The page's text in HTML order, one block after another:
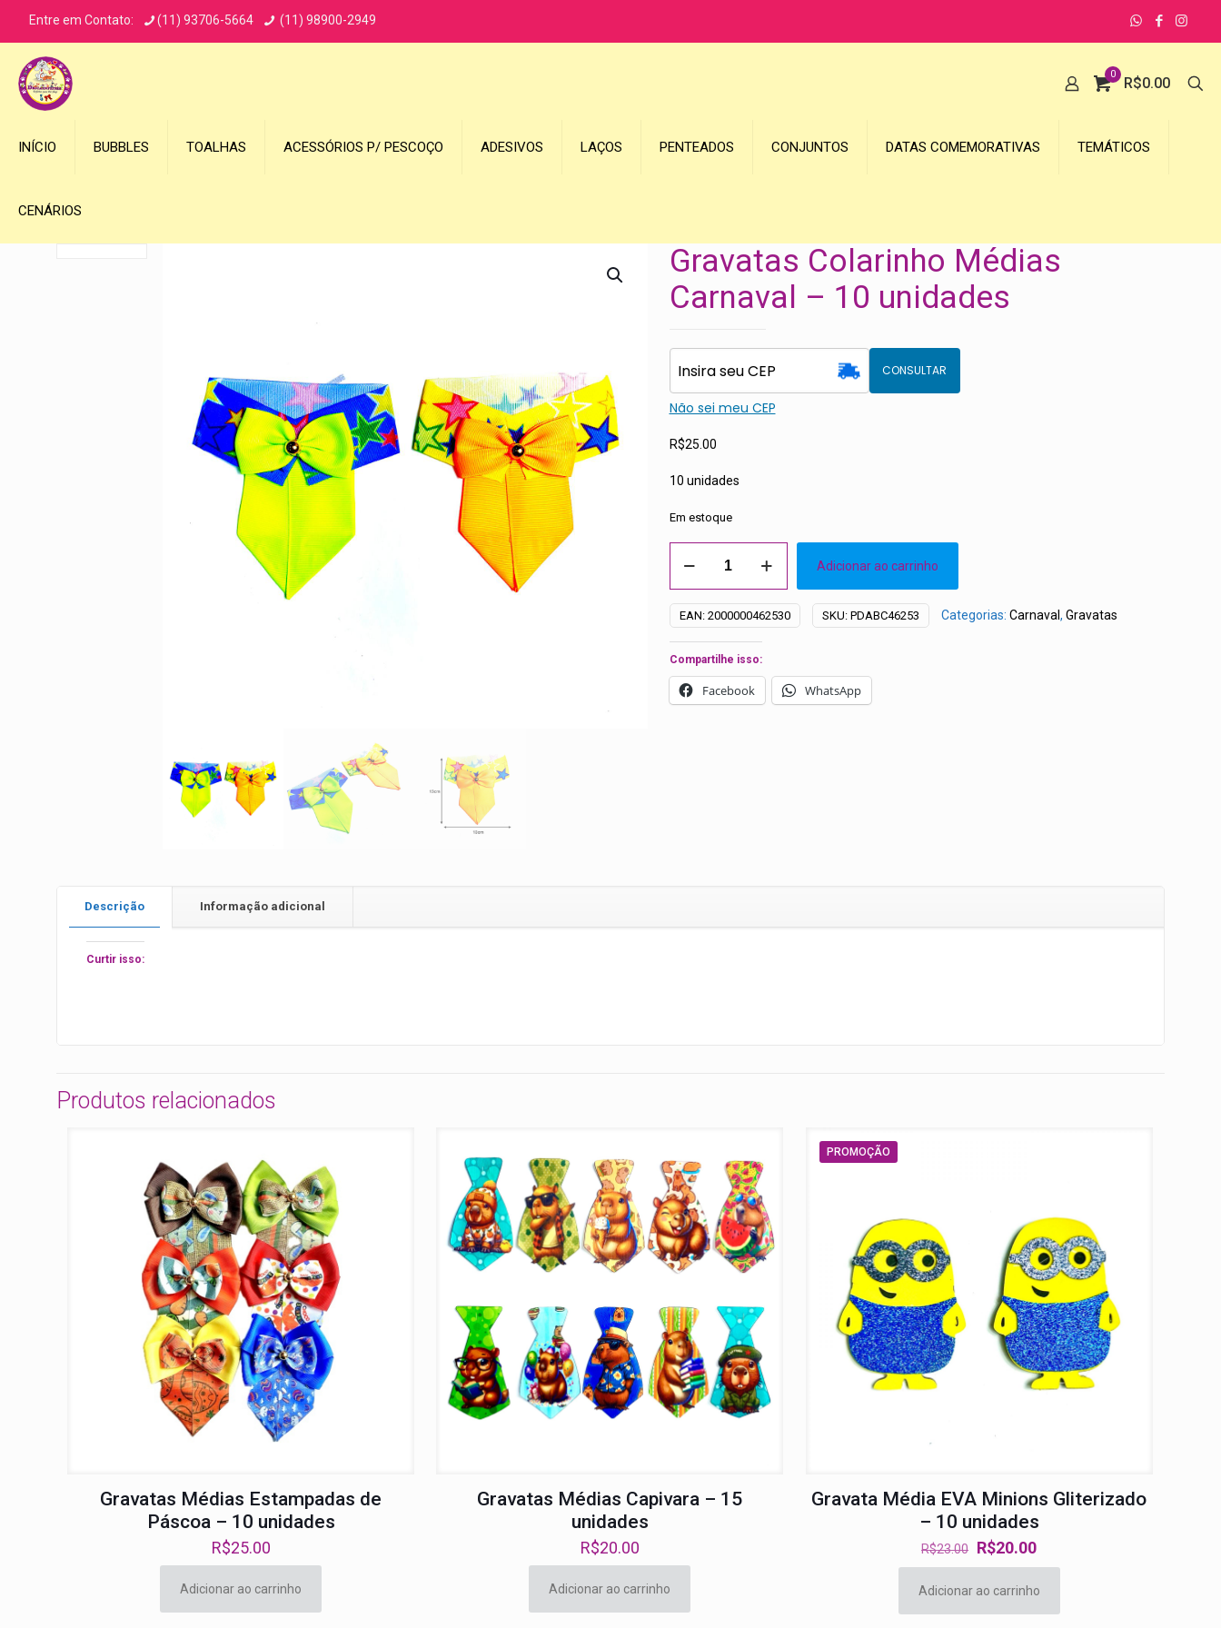
Entre em Contato: (11) 93706-5664 (11) 98900-2949
0
R$0.00
INÍCIO BUBBLES TOALHAS ACESSÓRIOS P/ PESCOÇO ADESIVOS LAÇOS PENTEADOS CONJUNTOS DATAS COMEMORATIVAS TEMÁTICOS
CENÁRIOS
Gravatas Colarinho Médias
Carnaval – 10 unidades
CONSULTAR
Não sei meu CEP
R$25.00
10 unidades
Em estoque
Colarinho
Carnaval
-
10
unidades
Adicionar ao carrinho
EAN: 2000000462530 SKU: PDABC46253 Categorias: Carnaval , Gravatas
Compartilhe isso:
Facebook WhatsApp
Descrição Informação adicional
Curtir isso:
Produtos relacionados
Gravatas Médias Estampadas de
Páscoa – 10 unidades
R$25.00
Adicionar ao carrinho
Gravatas Médias Capivara – 15
unidades
R$20.00
Adicionar ao carrinho
PROMOÇÃO
Gravata Média EVA Minions Gliterizado
– 10 unidades
R$23.00 O
preço
original
era:
R$20.00O
preço
atual
é:
Adicionar ao carrinho